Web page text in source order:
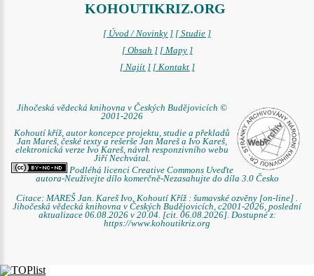
KOHOUTIKRIZ.ORG
[ Úvod / Novinky ] [ Studie ]
[ Obsah ] [ Mapy ]
[ Najít ] [ Kontakt ]
Jihočeská vědecká knihovna v Českých Budějovicích ©
2001-2026
Kohoutí kříž, autor koncepce projektu, studie a překladů
Jan Mareš, české texty a rešerše Jan Mareš a Ivo Kareš,
elektronická verze Ivo Kareš, návrh responzivního webu
Jiří Nechvátal.
Podléhá licenci Creative Commons Uveďte
autora-Neužívejte dílo komerčně-Nezasahujte do díla 3.0 Česko
Citace: MAREŠ Jan. Kareš Ivo. Kohoutí Kříž : šumavské ozvěny [on-line] .
Jihočeská vědecká knihovna v Českých Budějovicích, c2001-2026, poslední
aktualizace 06.08.2026 v 20.04. [cit. 06.08.2026]. Dostupné z:
https://www.kohoutikriz.org